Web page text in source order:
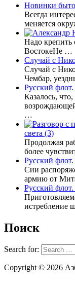
Новинки
Всегда
меняется
Надо крепить
ВостокеНе …
Случай с
Случай с
Чембар,
Русский
Казалось,
…
света (3)
Продолжая
более
Русский
Сии
армию от
Русский
истребление
Поиск
Search for:
Copyright © 2026